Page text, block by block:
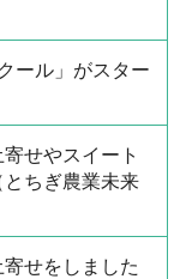
ール」がスター
せやスイート
ちぎ農業未来
せをしました